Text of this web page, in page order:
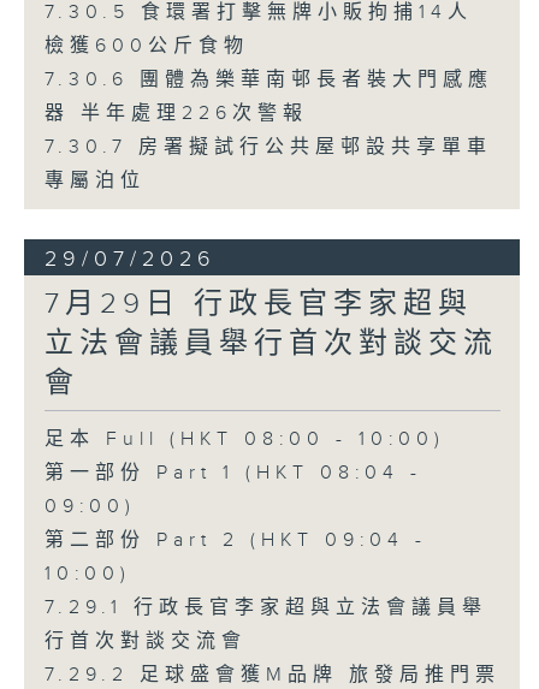
7.30.5 食環署打擊無牌小販拘捕14人
檢獲600公斤食物
7.30.6 團體為樂華南邨長者裝大門感應
器 半年處理226次警報
7.30.7 房署擬試行公共屋邨設共享單車
專屬泊位
29/07/2026
7月29日 行政長官李家超與
立法會議員舉行首次對談交流
會
足本 Full (HKT 08:00 - 10:00)
第一部份 Part 1 (HKT 08:04 -
09:00)
第二部份 Part 2 (HKT 09:04 -
10:00)
7.29.1 行政長官李家超與立法會議員舉
行首次對談交流會
7.29.2 足球盛會獲M品牌 旅發局推門票